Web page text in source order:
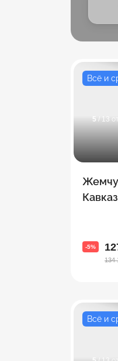
Всё и
5 / 13
-5%
134
Всё и